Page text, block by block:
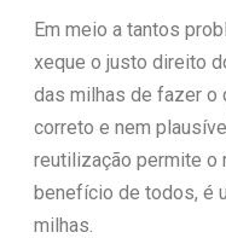
Em meio a tantos
xeque o justo direito
das milhas de fazer o
correto e nem
reutilização permite o
benefício de todos, é
milhas.